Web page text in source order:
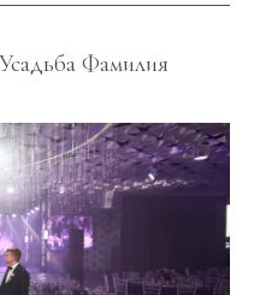
Фамилия